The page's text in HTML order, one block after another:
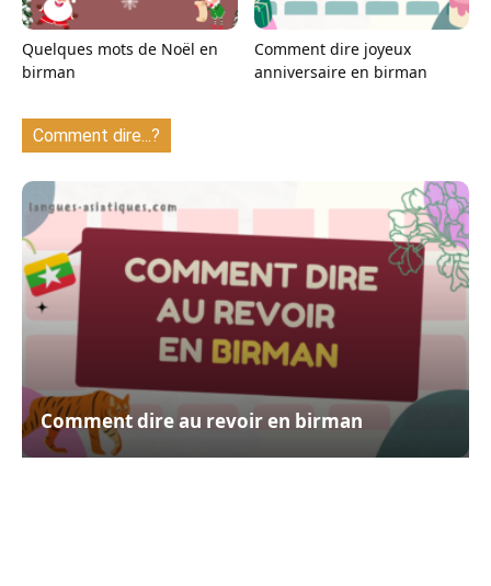
Quelques mots de Noël en
birman
Comment dire joyeux
anniversaire en birman
Comment dire...?
Comment dire au revoir en birman